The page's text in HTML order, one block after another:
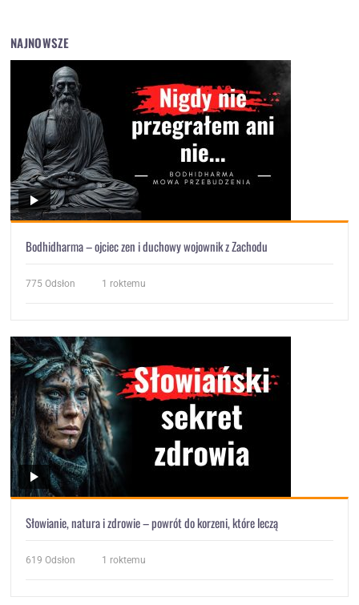
NAJNOWSZE
Bodhidharma – ojciec zen i duchowy wojownik z Zachodu
775 Odsłon 1 roktemu
Słowianie, natura i zdrowie – powrót do korzeni, które leczą
619 Odsłon 1 roktemu